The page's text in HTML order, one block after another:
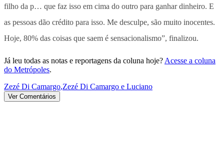
filho da p… que faz isso em cima do outro para ganhar dinheiro. E
as pessoas dão crédito para isso. Me desculpe, são muito inocentes.
Hoje, 80% das coisas que saem é sensacionalismo”, finalizou.
Já leu todas as notas e reportagens da coluna hoje? Acesse a coluna
do Metrópoles.
Zezé Di Camargo,Zezé Di Camargo e Luciano
Ver Comentários